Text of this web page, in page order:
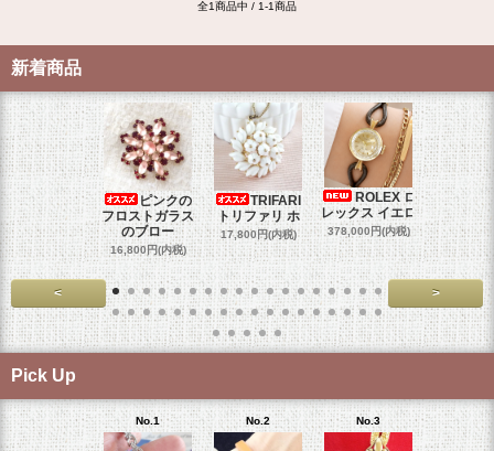
全1商品中 / 1-1商品
新着商品
ピンクの
フロストガラス
のブロー
16,800円(内税)
TRIFARI
トリファリ ホ
17,800円(内税)
ROLEX ロ
レックス イエロ
378,000円(内税)
ジュリア
29,000円(
< >
Pick Up
No.1 No.2 No.3 No.4